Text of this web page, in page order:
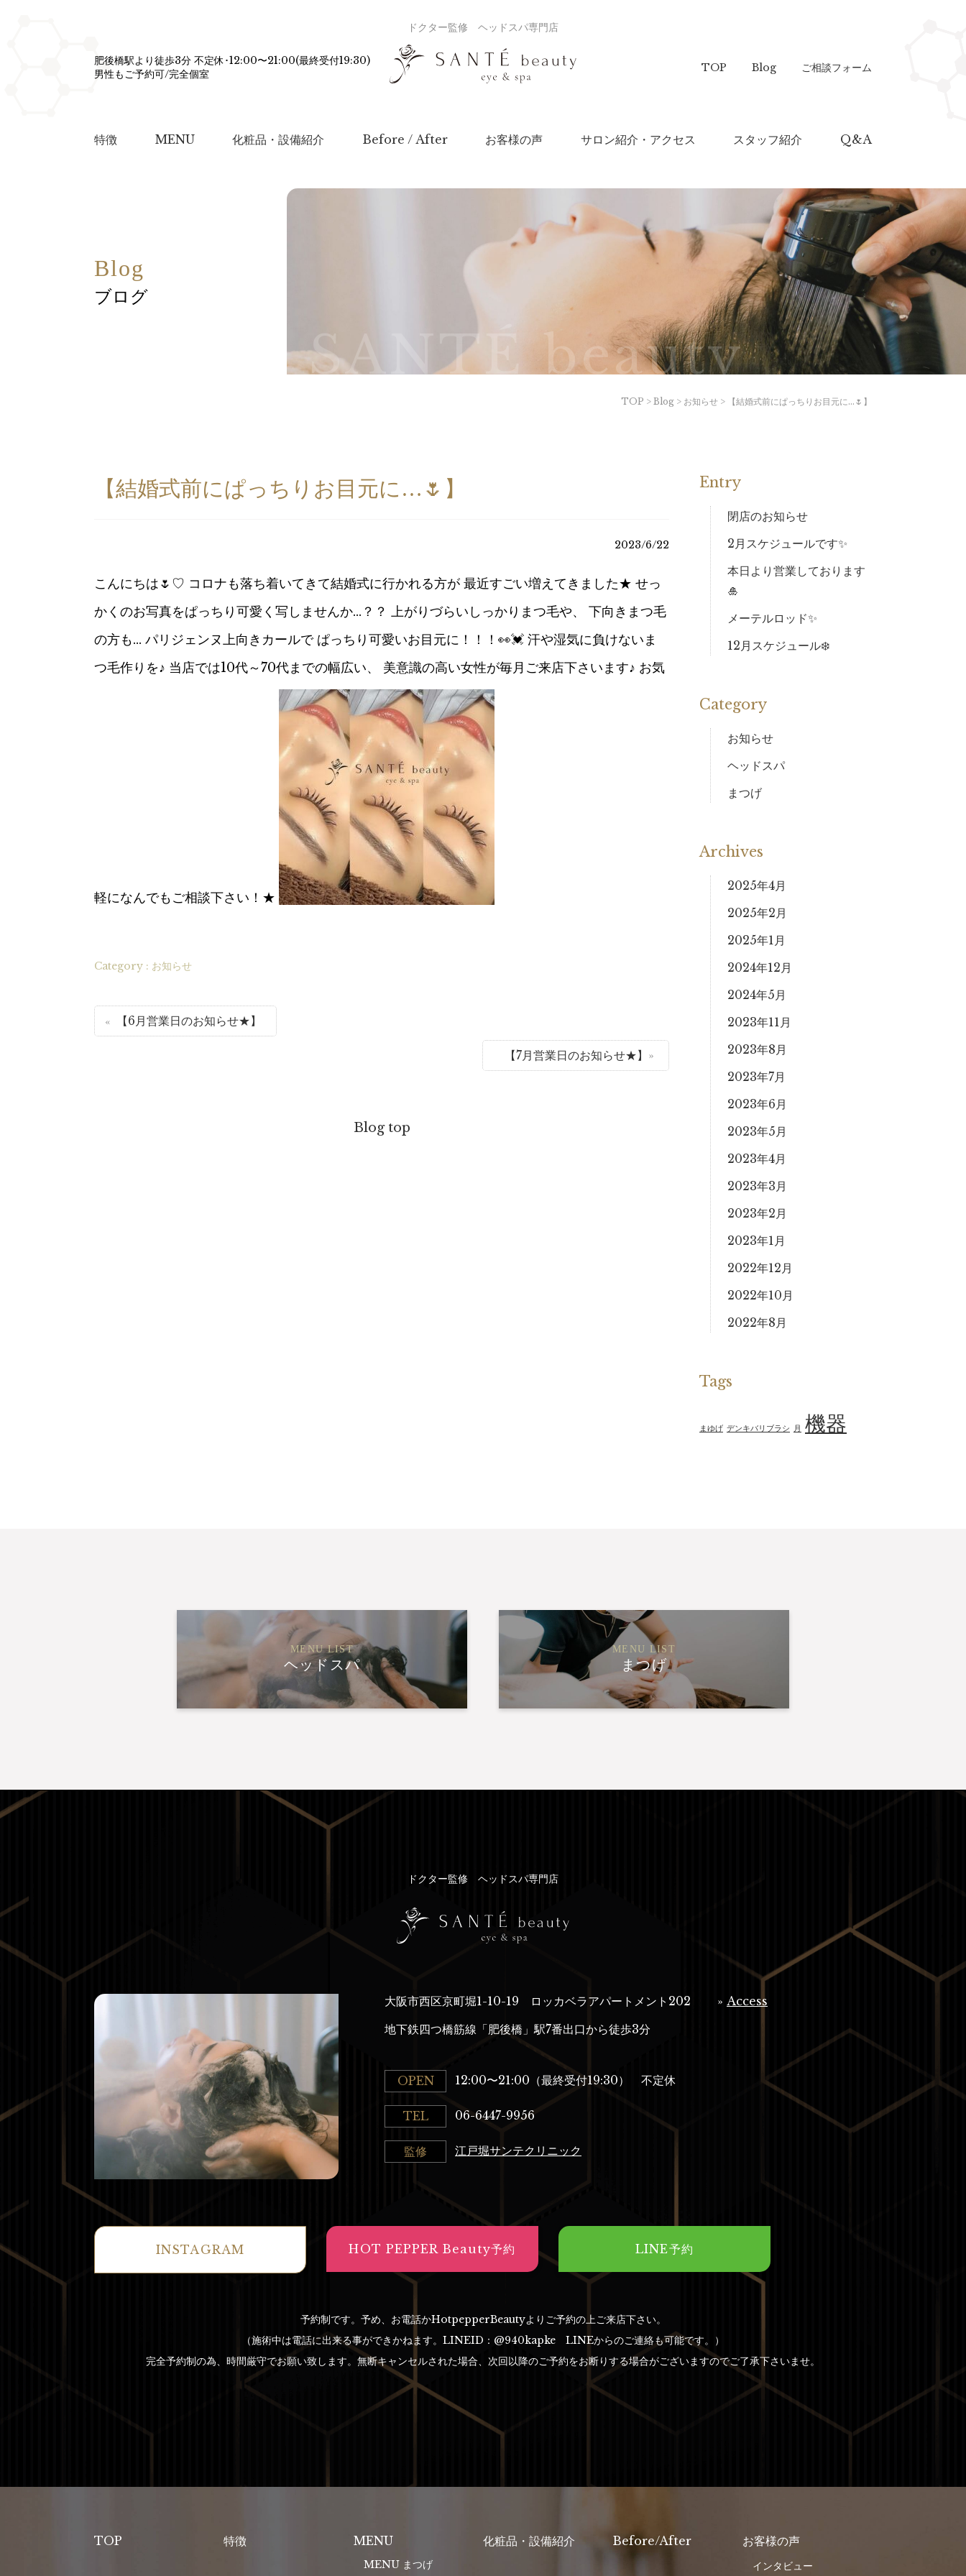
ドクター監修 ヘッドスパ専門店
肥後橋駅より徒歩3分 不定休･12:00〜21:00(最終受付19:30)
男性もご予約可/完全個室
TOP Blog ご相談フォーム
特徴 MENU 化粧品・設備紹介 Before / After お客様の声 サロン紹介・アクセス スタッフ紹介 Q&A
SANTÉ beauty
Blog
ブログ
TOP > Blog > お知らせ > 【結婚式前にぱっちりお目元に…🌷】
【結婚式前にぱっちりお目元に…🌷】
2023/6/22
こんにちは🌷♡ コロナも落ち着いてきて結婚式に行かれる方が 最近すごい増えてきました★ せっ
かくのお写真をぱっちり可愛く写しませんか…？？ 上がりづらいしっかりまつ毛や、 下向きまつ毛
の方も… パリジェンヌ上向きカールで ぱっちり可愛いお目元に！！！👀💓 汗や湿気に負けないま
つ毛作りを♪ 当店では10代～70代までの幅広い、 美意識の高い女性が毎月ご来店下さいます♪ お気
軽になんでもご相談下さい！★
Category : お知らせ
【6月営業日のお知らせ★】
【7月営業日のお知らせ★】
Blog top
Entry
閉店のお知らせ
2月スケジュールです✨
本日より営業しております
🎍
メーテルロッド✨
12月スケジュール❄️
Category
お知らせ
ヘッドスパ
まつげ
Archives
2025年4月
2025年2月
2025年1月
2024年12月
2024年5月
2023年11月
2023年8月
2023年7月
2023年6月
2023年5月
2023年4月
2023年3月
2023年2月
2023年1月
2022年12月
2022年10月
2022年8月
Tags
まゆげ デンキバリブラシ 月 機器
MENU LIST
ヘッドスパ
MENU LIST
まつげ
ドクター監修 ヘッドスパ専門店
大阪市西区京町堀1-10-19 ロッカベラアパートメント202 » Access
地下鉄四つ橋筋線「肥後橋」駅7番出口から徒歩3分
OPEN 12:00〜21:00（最終受付19:30） 不定休
TEL 06-6447-9956
監修 江戸堀サンテクリニック
INSTAGRAM HOT PEPPER Beauty予約 LINE予約
予約制です。予め、お電話かHotpepperBeautyより ご予約の上ご来店下さい。
（施術中は電話に出来る事ができかねます。LINEID：@940kapke LINEからのご連絡も可能です。）
完全予約制の為、時間厳守でお願い致します。無断キャンセルされた場合、次回以降のご予約をお断りする場合がございますのでご了承下さいませ。
TOP 特徴 MENU
MENU まつげ
化粧品・設備紹介 Before/After お客様の声
インタビュー